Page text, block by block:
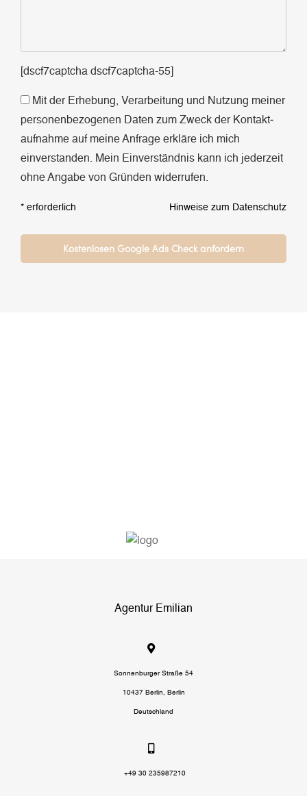
[dscf7captcha dscf7captcha-55]
Mit der Erhebung, Verarbeitung und Nutzung meiner
personen­bezogenen Daten zum Zweck der Kontakt­
aufnahme auf meine Anfrage erkläre ich mich
einverstanden. Mein Einverständnis kann ich jederzeit
ohne Angabe von Gründen widerrufen.
* erforderlich Hinweise zum Datenschutz
Agentur Emilian
Sonnenburger Straße 54
10437 Berlin, Berlin
Deutschland
+49 30 235987210